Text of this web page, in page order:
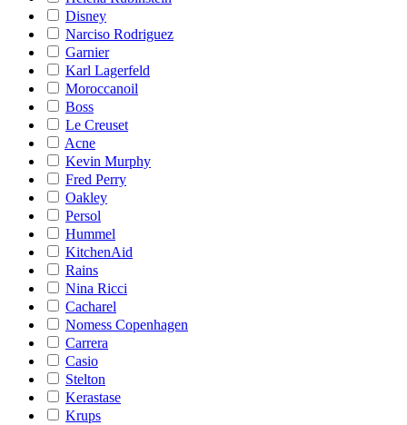
Disney
Narciso Rodriguez
Garnier
Karl Lagerfeld
Moroccanoil
Boss
Le Creuset
Acne
Kevin Murphy
Fred Perry
Oakley
Persol
Hummel
KitchenAid
Rains
Nina Ricci
Cacharel
Nomess Copenhagen
Carrera
Casio
Stelton
Kerastase
Krups